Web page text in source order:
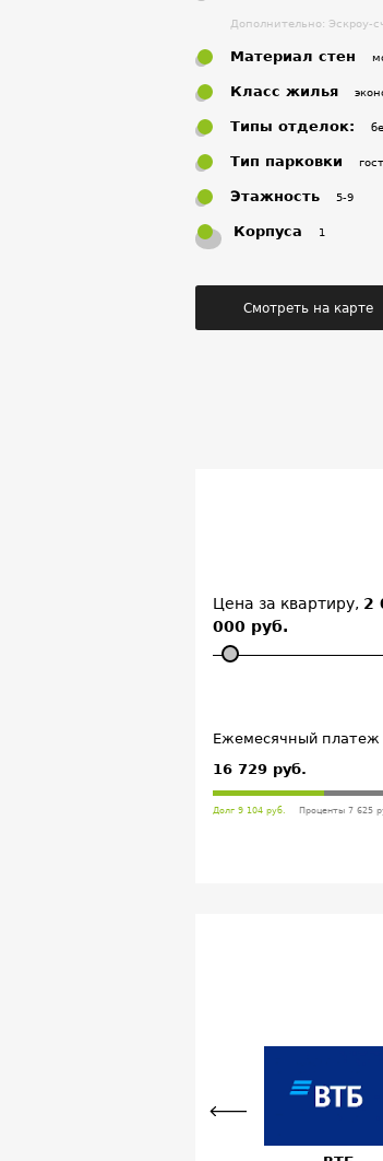
Дополнительно: Эскроу-
Материал стен
Класс жилья
Типы отделок:
Тип парковки
Этажность 5-9
Корпуса 1
Смотреть на карте
Цена за квартиру, 2
000 руб.
Ежемесячный платеж
16 729 руб.
Долг 9 104 руб. Проценты 7 625